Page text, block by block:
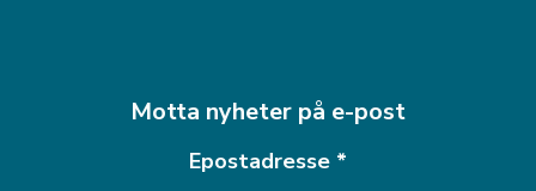
Motta nyheter på e-post
Epostadresse *